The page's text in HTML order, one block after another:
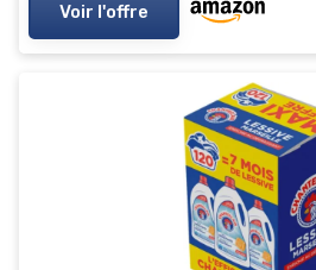
Voir l'offre